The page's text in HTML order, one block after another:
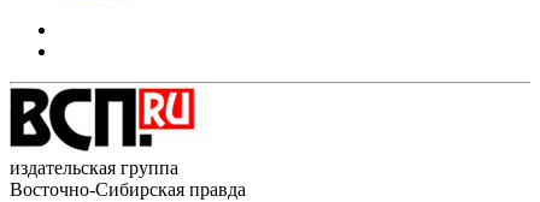
издательская группа
Восточно-Сибирская правда